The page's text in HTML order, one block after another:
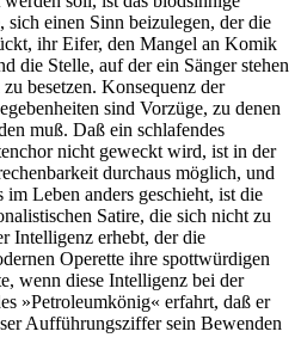
sich einen Sinn beizulegen, der die
ihr Eifer, den Mangel an Komik
die Stelle, auf der ein Sänger stehen
besetzen. Konsequenz der
sind Vorzüge, zu denen
muß. Daß ein schlafendes
nicht geweckt wird, ist in der
durchaus möglich, und
Leben anders geschieht, ist die
Satire, die sich nicht zu
Intelligenz erhebt, der die
Operette ihre spottwürdigen
wenn diese Intelligenz bei der
»Petroleumkönig« erfahrt, daß er
Aufführungsziffer sein Bewenden